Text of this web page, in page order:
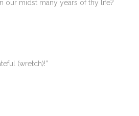
our midst many years of thy life?
(wretch)!”